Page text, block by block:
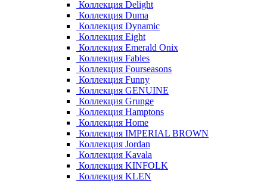
Коллекция Delight
Коллекция Duma
Коллекция Dynamic
Коллекция Eight
Коллекция Emerald Onix
Коллекция Fables
Коллекция Fourseasons
Коллекция Funny
Коллекция GENUINE
Коллекция Grunge
Коллекция Hamptons
Коллекция Home
Коллекция IMPERIAL BROWN
Коллекция Jordan
Коллекция Kavala
Коллекция KINFOLK
Коллекция KLEN